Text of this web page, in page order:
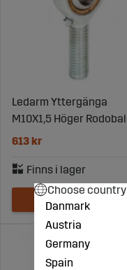
Ledarm Yttergänga
M10X1,5 Höger Rodobal
613 kr
Choose country
Danmark
Austria
Germany
Spain